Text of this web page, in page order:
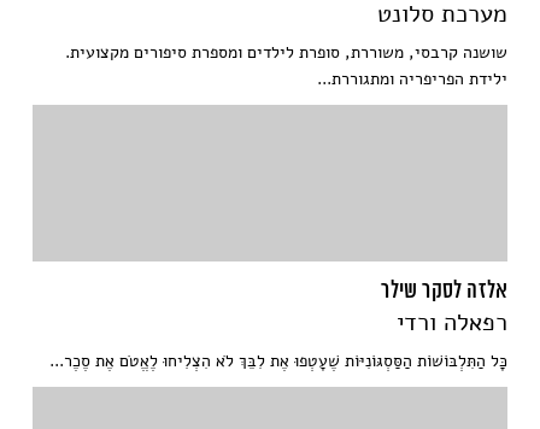
מערכת סלונט
שושנה קרבסי, משוררת, סופרת לילדים ומספרת סיפורים מקצועית.
ילידת הפריפריה ומתגוררת...
אלזה לסקר שילר
רפאלה ורדי
כָּל הַתִּלְבּוֹשׁוֹת הַסַּסְגּוֹנִיּוֹת שֶׁעָטְפוּ אֶת לִבֵּךְ לֹא הִצְלִיחוּ לֶאֱטֹם אֶת סֶכֶר...